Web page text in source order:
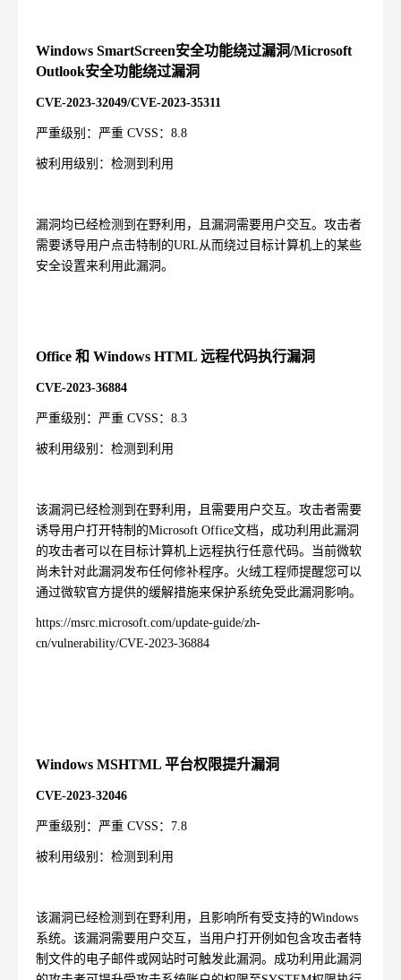
Windows SmartScreen安全功能绕过漏洞/Microsoft
Outlook安全功能绕过漏洞
CVE-2023-32049/CVE-2023-35311
严重级别：严重 CVSS ： 8.8
被利用级别：检测到利用
漏洞均已经检测到在野利用，且漏洞需要用户交互。攻击者
需要诱导用户点击特制的URL从而绕过目标计算机上的某些
安全设置来利用此漏洞。
Office 和 Windows HTML 远程代码执行漏洞
CVE-2023-36884
严重级别：严重 CVSS ： 8.3
被利用级别：检测到利用
该漏洞已经检测到在野利用，且需要用户交互。攻击者需要
诱导用户打开特制的Microsoft Office文档，成功利用此漏洞
的攻击者可以在目标计算机上远程执行任意代码。当前微软
尚未针对此漏洞发布任何修补程序。火绒工程师提醒您可以
通过微软官方提供的缓解措施来保护系统免受此漏洞影响。
https://msrc.microsoft.com/update-guide/zh-
cn/vulnerability/CVE-2023-36884
Windows MSHTML 平台权限提升漏洞
CVE-2023-32046
严重级别：严重 CVSS ： 7.8
被利用级别：检测到利用
该漏洞已经检测到在野利用，且影响所有受支持的Windows
系统。该漏洞需要用户交互，当用户打开例如包含攻击者特
制文件的电子邮件或网站时可触发此漏洞。成功利用此漏洞